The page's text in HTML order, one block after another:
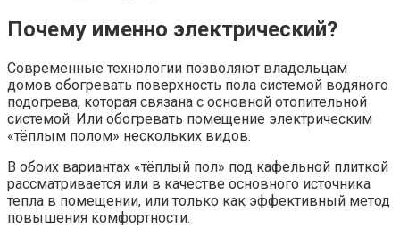
Почему именно электрический?
Современные технологии позволяют владельцам
домов обогревать поверхность пола системой водяного
подогрева, которая связана с основной отопительной
системой. Или обогревать помещение электрическим
«тёплым полом» нескольких видов.
В обоих вариантах «тёплый пол» под кафельной плиткой
рассматривается или в качестве основного источника
тепла в помещении, или только как эффективный метод
повышения комфортности.